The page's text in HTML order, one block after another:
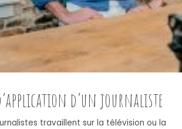
d’un journaliste
travaillent sur la télévision ou la